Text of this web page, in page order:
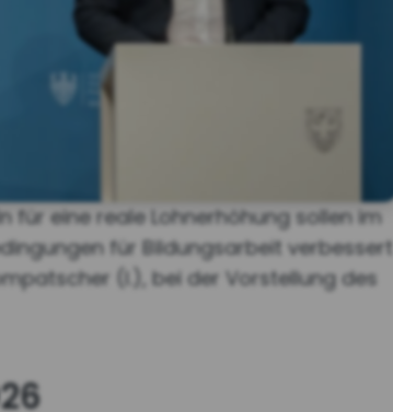
für eine reale Lohnerhöhung sollen im
für Bildungsarbeit verbessert
(l.), bei der Vorstellung des